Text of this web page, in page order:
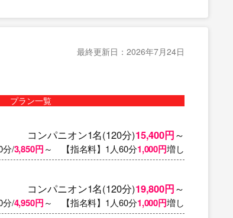
最終更新日：2026年7月24日
プラン一覧
コンパニオン1名(120分)15,400円～
分/3,850円～ 【指名料】1人60分1,000円増し
コンパニオン1名(120分)19,800円～
分/4,950円～ 【指名料】1人60分1,000円増し